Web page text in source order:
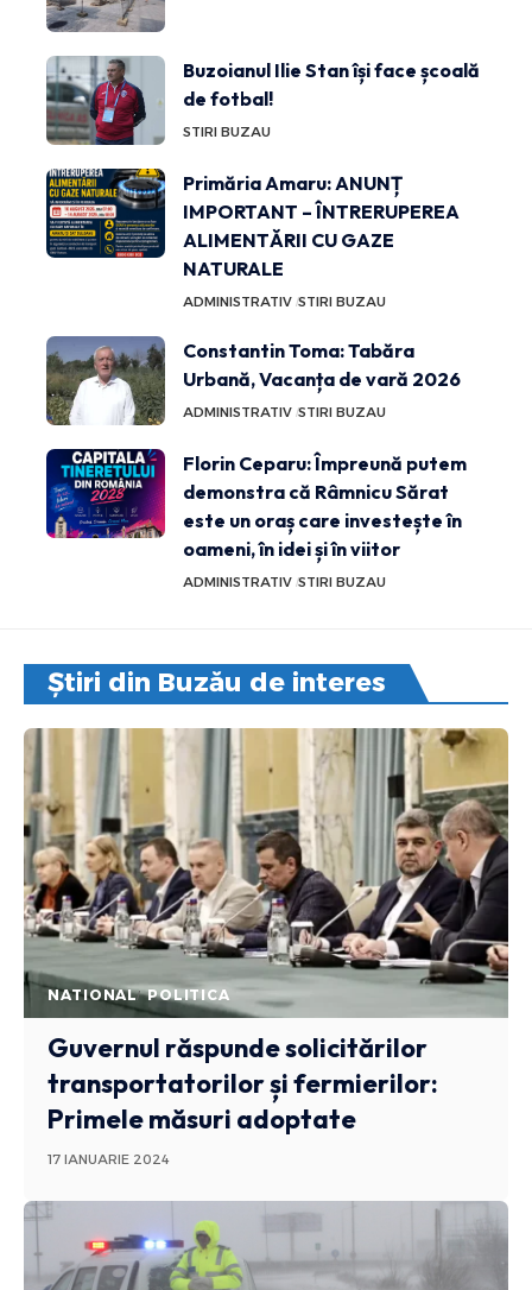
Buzoianul Ilie Stan își face școală
de fotbal!
STIRI BUZAU
Primăria Amaru: ANUNȚ
IMPORTANT – ÎNTRERUPEREA
ALIMENTĂRII CU GAZE
NATURALE
ADMINISTRATIV STIRI BUZAU
Constantin Toma: Tabăra
Urbană, Vacanța de vară 2026
ADMINISTRATIV STIRI BUZAU
Florin Ceparu: Împreună putem
demonstra că Râmnicu Sărat
este un oraș care investește în
oameni, în idei și în viitor
ADMINISTRATIV STIRI BUZAU
Știri din Buzău de interes
NATIONAL POLITICA
Guvernul răspunde solicitărilor
transportatorilor și fermierilor:
Primele măsuri adoptate
17 IANUARIE 2024